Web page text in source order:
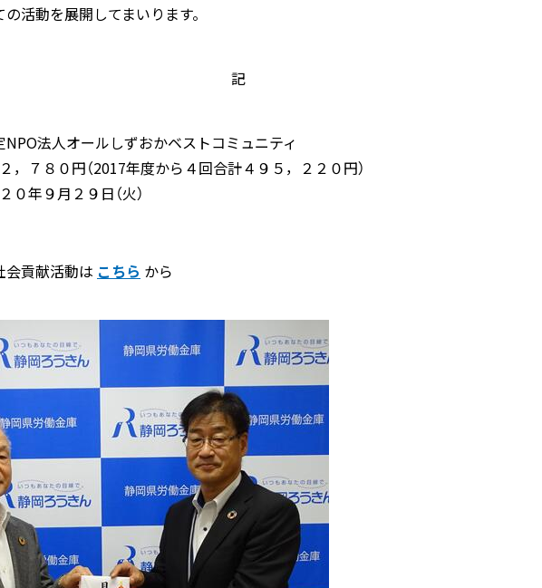
活動を展開してまいります。
記
人オールしずおかベストコミュニティ
８０円（2017年度から４回合計４９５，２２０円）
９月２９日（火）
貢献活動は こちら から